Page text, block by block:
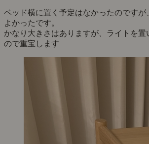
ベッド横に置く予定はなかったのです
よかったです。
かなり大きさはありますが、ライトを
ので重宝します